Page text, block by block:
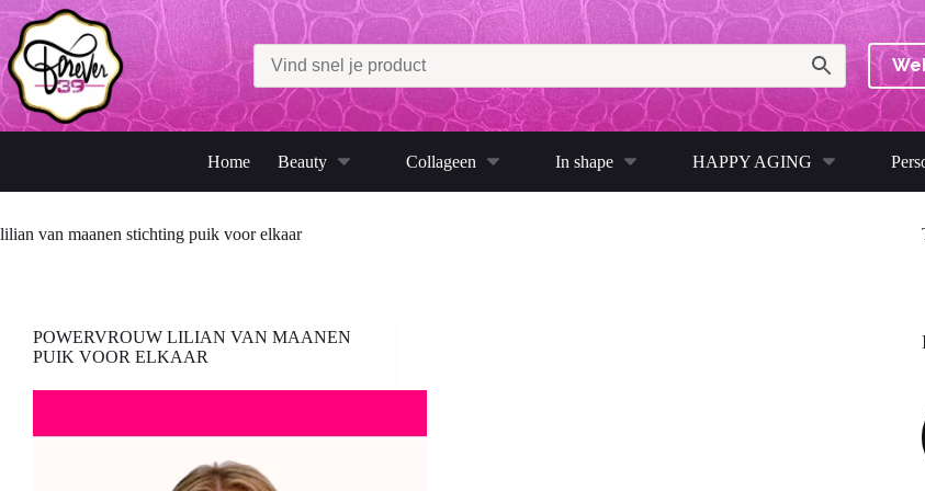
Ga
naar
de
inhoud
Home Beauty Collageen In shape HAPPY AGING
lilian van maanen stichting puik voor elkaar
POWERVROUW LILIAN VAN MAANEN
PUIK VOOR ELKAAR